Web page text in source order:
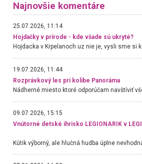
Najnovšie komentáre
25.07.2026, 11:14
Hojdačky v prírode - kde všade sú ukryté?
19.07.2026, 11:44
Rozprávkový les pri kolibe Panoráma
09.07.2026, 15:15
Vnútorné detské ihrisko LEGIONARIK v